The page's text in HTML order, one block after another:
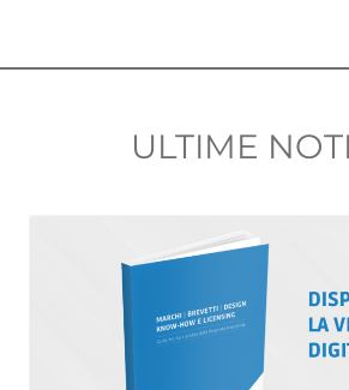
ULTIME